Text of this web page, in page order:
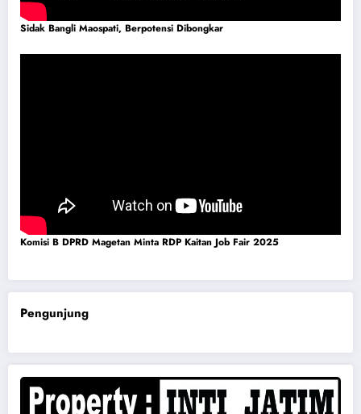
Sidak Bangli Maospati, Berpotensi Dibongkar
Komisi B DPRD Magetan Minta RDP Kaitan Job Fair 2025
Pengunjung